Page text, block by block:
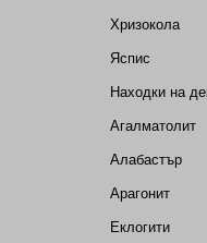
Хризокола
Яспис
Находки на
Агалматолит
Алабастър
Арагонит
Еклогити